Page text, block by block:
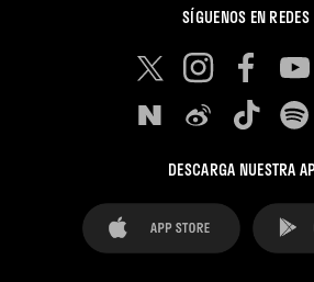
SÍGUENOS EN REDES
DESCARGA NUESTRA